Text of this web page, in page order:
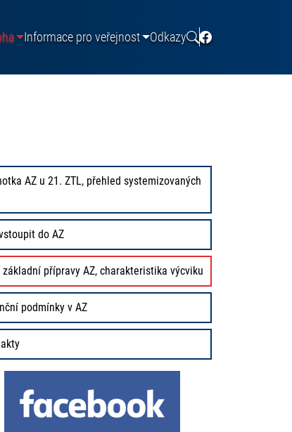
Informace pro veřejnost Odkazy
AZ u 21. ZTL, přehled systemizovaných
do AZ
základní přípravy AZ, charakteristika výcviku
podmínky v AZ